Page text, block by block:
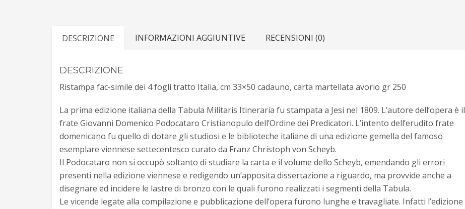
DESCRIZIONE INFORMAZIONI AGGIUNTIVE RECENSIONI (0)
DESCRIZIONE
Ristampa fac-simile dei 4 fogli tratto Italia, cm 33×50 cadauno, carta martellata avorio gr 250
La prima edizione italiana della Tabula Militaris Itineraria fu stampata a Jesi nel 1809. L’autore dell’opera è il
frate Giovanni Domenico Podocataro Cristianopulo dell’Ordine dei Predicatori. L’intento dell’erudito frate
domenicano fu quello di dotare gli studiosi e le biblioteche italiane di una edizione gemella del famoso
esemplare viennese settecentesco curato da Franz Christoph von Scheyb.
Il Podocataro non si occupò soltanto di studiare la carta e il volume dello Scheyb, emendando gli errori
presenti nella edizione viennese e redigendo un’apposita dissertazione a riguardo, ma provvide anche a
disegnare ed incidere le lastre di bronzo con le quali furono realizzati i segmenti della Tabula.
Le vicende legate alla compilazione e pubblicazione dell’opera furono lunghe e travagliate. Infatti l’edizione